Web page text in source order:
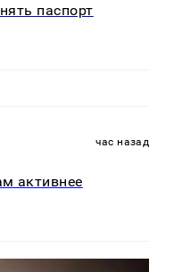
паспорт
час назад
активнее